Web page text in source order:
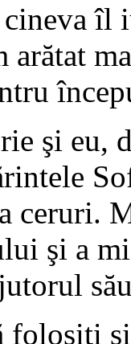
cineva
arătat
şi eu,
ceruri.
şi a
folosiţi